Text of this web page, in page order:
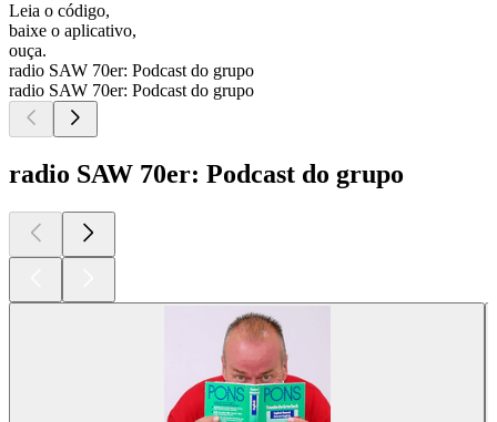
Leia o código,
baixe o aplicativo,
ouça.
radio SAW 70er: Podcast do grupo
radio SAW 70er: Podcast do grupo
radio SAW 70er: Podcast do grupo